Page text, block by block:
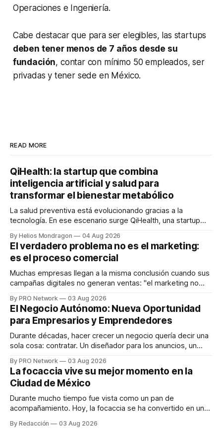
Operaciones e Ingeniería.
Cabe destacar que para ser elegibles, las startups
deben tener menos de 7 años desde su
fundación, contar con mínimo 50 empleados, ser
privadas y tener sede en México.
READ MORE
QiHealth: la startup que combina
inteligencia artificial y salud para
transformar el bienestar metabólico
La salud preventiva está evolucionando gracias a la
tecnología. En ese escenario surge QiHealth, una startup
dispositivos inteligentes, inteligencia artificial y monitoreo
en tiempo real para ayudar a las personas a tomar mejores
decisiones sobre su salud metabólica. Su propuesta busca
responder
By Helios Mondragon 04 Aug 2026
El verdadero problema no es el marketing:
es el proceso comercial
Muchas empresas llegan a la misma conclusión cuando sus
campañas digitales no generan ventas: "el marketing no
INTERIUS, el problema suele estar en otro lugar. Durante
una entrevista para el podcast SER PRO, el especialista en
marketing digital explicó que
By PRO Network 03 Aug 2026
El Negocio Autónomo: Nueva Oportunidad
para Empresarios y Emprendedores
Durante décadas, hacer crecer un negocio quería decir una
sola cosa: contratar. Un diseñador para los anuncios, un
para los textos, alguien que supiera de publicidad digital
para encontrar prospectos, un vendedor para atender
llamadas y mensajes, y —con suerte— una persona
By PRO Network 03 Aug 2026
La focaccia vive su mejor momento en la
Ciudad de México
Durante mucho tiempo fue vista como un pan de
acompañamiento. Hoy, la focaccia se ha convertido en uno
artesanal, ingredientes de calidad y experiencias que
By Redacción 03 Aug 2026